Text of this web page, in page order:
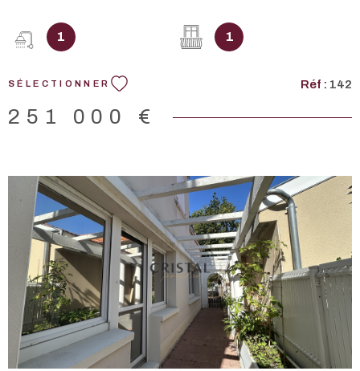
DONT honoraires 4,58% à la charge de l'ACQUÉREUR. Les
informations sur les risques auxquels ce bien est exposé sont
1 1
SÉLECTIONNER Réf : 142
251 000 €
VOIR LE BIEN